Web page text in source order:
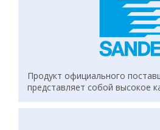
Продукт официального
представляет собой высокое